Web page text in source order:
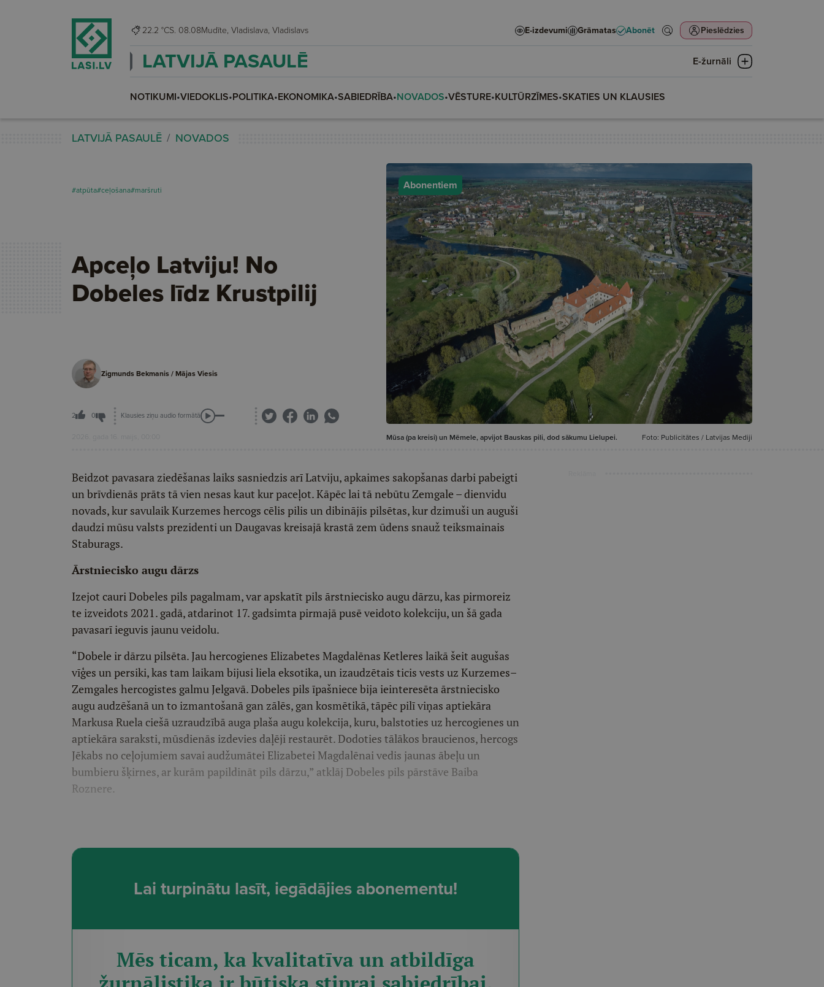
22.2 °CS. 08.08 Mudīte, Vladislava, Vladislavs E-izdevumi Grāmatas Abonēt Pieslēdzies
LATVIJĀ PASAULĒ E-žurnāli
NOTIKUMI•VIEDOKLIS•POLITIKA•EKONOMIKA•SABIEDRĪBA•NOVADOS•VĒSTURE•KULTŪRZĪMES•SKATIES UN KLAUSIES
LATVIJĀ PASAULĒ NOVADOS
#atpūta#ceļošana#maršruti
Apceļo Latviju! No
Dobeles līdz Krustpilij
Zigmunds Bekmanis / Mājas Viesis
2 0 Klausies ziņu audio formātā
2026. gada 16. maijs, 00:00
Abonentiem
Mūsa (pa kreisi) un Mēmele, apvijot Bauskas pili, dod sākumu Lielupei. Foto: Publicitātes / Latvijas Mediji
Beidzot pavasara ziedēšanas laiks sasniedzis arī Latviju, apkaimes sakopšanas darbi pabeigti
un brīvdienās prāts tā vien nesas kaut kur paceļot. Kāpēc lai tā nebūtu Zemgale – dienvidu
novads, kur savulaik Kurzemes hercogs cēlis pilis un dibinājis pilsētas, kur dzimuši un auguši
daudzi mūsu valsts prezidenti un Daugavas kreisajā krastā zem ūdens snauž teiksmainais
Staburags.
Ārstniecisko augu dārzs
Izejot cauri Dobeles pils pagalmam, var apskatīt pils ārstniecisko augu dārzu, kas pirmoreiz
te izveidots 2021. gadā, atdarinot 17. gadsimta pirmajā pusē veidoto kolekciju, un šā gada
pavasarī ieguvis jaunu veidolu.
“Dobele ir dārzu pilsēta. Jau hercogienes Elizabetes Magdalēnas Ketleres laikā šeit augušas
vīģes un persiki, kas tam laikam bijusi liela eksotika, un izaudzētais ticis vests uz Kurzemes–
Zemgales hercogistes galmu Jelgavā. Dobeles pils īpašniece bija ieinteresēta ārstniecisko
augu audzēšanā un to izmantošanā gan zālēs, gan kosmētikā, tāpēc pilī viņas aptiekāra
Markusa Ruela ciešā uzraudzībā auga plaša augu kolekcija, kuru, balstoties uz hercogienes un
aptiekāra saraksti, mūsdienās izdevies daļēji restaurēt. Dodoties tālākos braucienos, hercogs
Jēkabs no ceļojumiem savai audžumātei Elizabetei Magdalēnai vedis jaunas ābeļu un
bumbieru šķirnes, ar kurām papildināt pils dārzu,” atklāj Dobeles pils pārstāve Baiba
Roznere.
Lai turpinātu lasīt, iegādājies abonementu!
Mēs ticam, ka kvalitatīva un atbildīga